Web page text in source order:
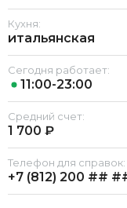
Кухня:
итальянская
Сегодня работает:
11:00-23:00
Средний счет:
1 700 ₽
Телефон для справок:
+7 (812) 200 ##